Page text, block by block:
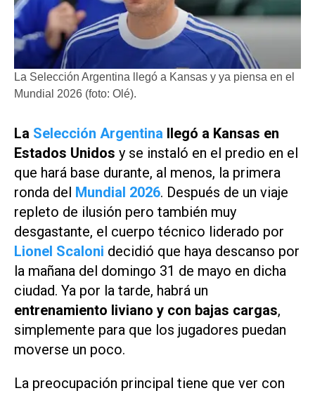
La Selección Argentina llegó a Kansas y ya piensa en el
Mundial 2026 (foto: Olé).
La Selección Argentina llegó a Kansas en
Estados Unidos y se instaló en el predio en el
que hará base durante, al menos, la primera
ronda del Mundial 2026. Después de un viaje
repleto de ilusión pero también muy
desgastante, el cuerpo técnico liderado por
Lionel Scaloni decidió que haya descanso por
la mañana del domingo 31 de mayo en dicha
ciudad. Ya por la tarde, habrá un
entrenamiento liviano y con bajas cargas,
simplemente para que los jugadores puedan
moverse un poco.
La preocupación principal tiene que ver con